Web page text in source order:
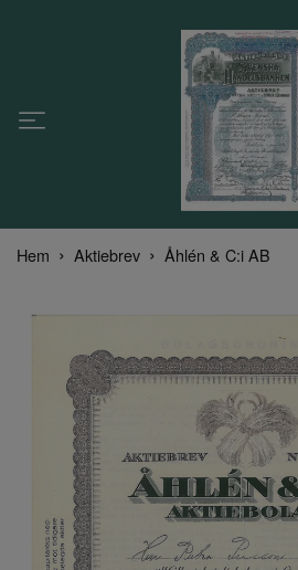
Hem Aktiebrev Åhlén & C:i AB